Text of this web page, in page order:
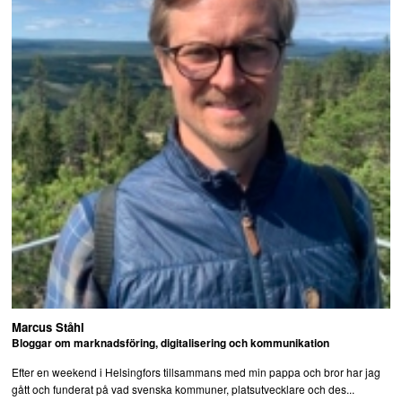
Marcus Ståhl
Bloggar om marknadsföring, digitalisering och kommunikation
Efter en weekend i Helsingfors tillsammans med min pappa och bror har jag
gått och funderat på vad svenska kommuner, platsutvecklare och des...